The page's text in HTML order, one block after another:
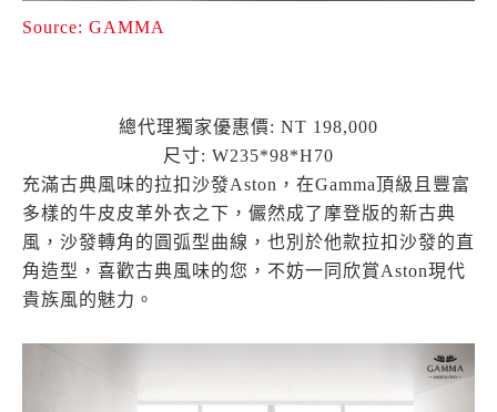
Source: GAMMA
總代理獨家優惠價: NT 198,000
尺寸: W235*98*H70
充滿古典風味的拉扣沙發Aston，在Gamma頂級且豐富
多樣的牛皮皮革外衣之下，儼然成了摩登版的新古典
風，沙發轉角的圓弧型曲線，也別於他款拉扣沙發的直
角造型，喜歡古典風味的您，不妨一同欣賞Aston現代
貴族風的魅力。